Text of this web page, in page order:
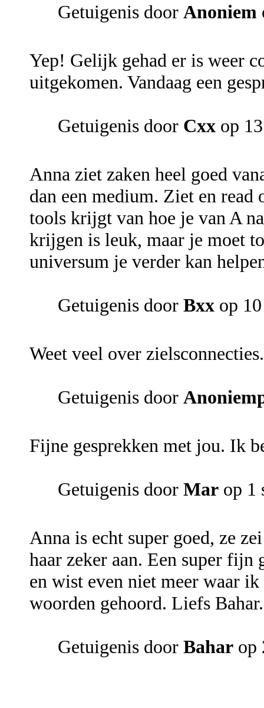
Getuigenis door Anoniem
Yep! Gelijk gehad er is weer
uitgekomen. Vandaag een
Getuigenis door Cxx op
Anna ziet zaken heel goed
dan een medium. Ziet en
tools krijgt van hoe je van A
krijgen is leuk, maar je moet
universum je verder kan
Getuigenis door Bxx op
Weet veel over
Getuigenis door
Fijne gesprekken met jou. Ik
Getuigenis door Mar op 1
Anna is echt super goed, ze
haar zeker aan. Een super fijn
en wist even niet meer waar
woorden gehoord. Liefs Bahar.
Getuigenis door Bahar op